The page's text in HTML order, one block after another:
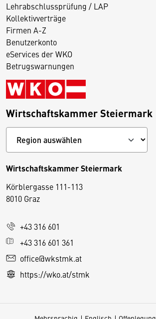
Lehrabschlussprüfung / LAP
Kollektivverträge
Firmen A-Z
Benutzerkonto
eServices der WKO
Betrugswarnungen
Wirtschaftskammer Steiermark
Wirtschaftskammer Steiermark
Körblergasse 111-113
8010 Graz
+43 316 601
+43 316 601 361
office@wkstmk.at
https://wko.at/stmk
D
i
s
e
S
e